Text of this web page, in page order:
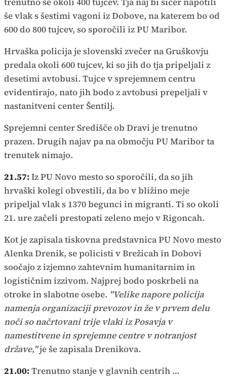
še vlak s šestimi vagoni iz Dobove, na katerem bo od
600 do 800 tujcev, so sporočili iz PU Maribor.
Hrvaška policija je slovenski zvečer na Gruškovju
predala okoli 600 tujcev, ki so jih do tja pripeljali z
desetimi avtobusi. Tujce v sprejemnem centru
evidentirajo, nato jih bodo z avtobusi prepeljali v
nastanitveni center Šentilj.
Sprejemni center Središče ob Dravi je trenutno
prazen. Drugih najav pa na območju PU Maribor ta
trenutek nimajo.
21.57:Iz PU Novo mesto so sporočili, da so jih
hrvaški kolegi obvestili, da bo v bližino meje
pripeljal vlak s 1370 begunci in migranti. Ti so okoli
21. ure začeli prestopati zeleno mejo v Rigoncah.
Kot je zapisala tiskovna predstavnica PU Novo mesto
Alenka Drenik, se policisti v Brežicah in Dobovi
soočajo z izjemno zahtevnim humanitarnim in
logističnim izzivom. Najprej bodo poskrbeli na
otroke in slabotne osebe. "Velike napore policija
namenja organizaciji prevozov in že v prvem delu
noči so načrtovani trije vlaki iz Posavja v
namestitvene in sprejemne centre v notranjost
države,"je še zapisala Drenikova.
21.00:Trenutno stanje v glavnih centrih …